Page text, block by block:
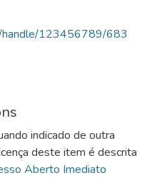
handle/123456789/683
indicado de outra
deste item é descrita
Aberto Imediato